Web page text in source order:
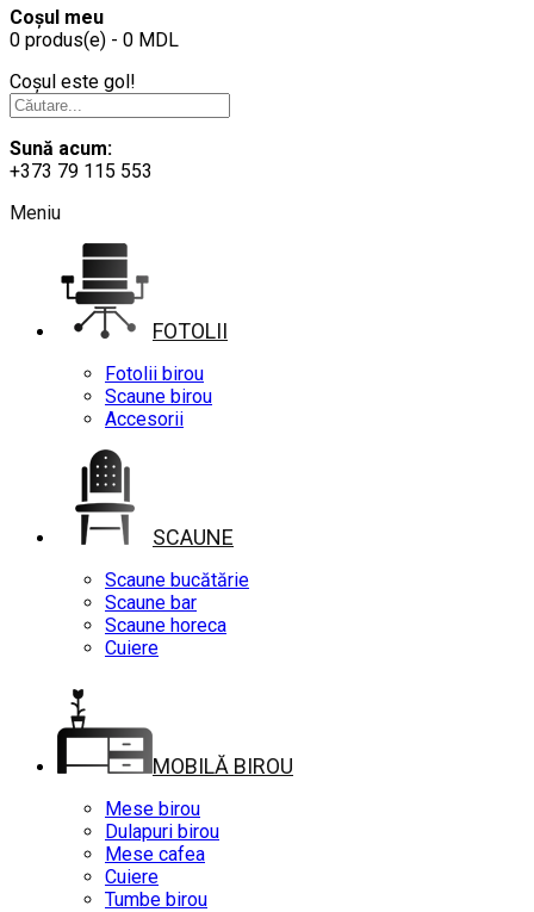
Coșul meu
0 produs(e) - 0 MDL
Coșul este gol!
Sună acum:
+373 79 115 553
Meniu
FOTOLII
Fotolii birou
Scaune birou
Accesorii
SCAUNE
Scaune bucătărie
Scaune bar
Scaune horeca
Cuiere
MOBILĂ BIROU
Mese birou
Dulapuri birou
Mese cafea
Cuiere
Tumbe birou